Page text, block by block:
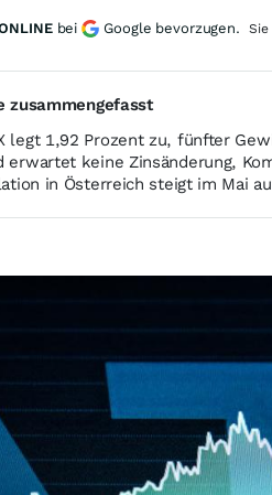
zusammengefasst
legt 1,92 Prozent zu, fünfter
erwartet keine Zinsänderung,
in Österreich steigt im Mai
bei Google bevorzugen.